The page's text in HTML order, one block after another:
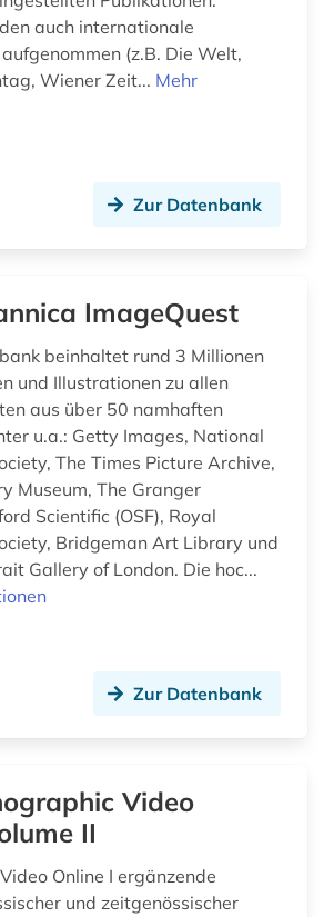
audio recordings (1)
aufnahme <photographie> (1)
augenzeuge (3)
augenzeugenbericht (1)
auktionshaus (1)
auktionshäuser (1)
ausgrabung (2)
aussprache (2)
ausstellung (4)
Oesterreich (29)
Osmanisches Reich (1)
Rheinland-Pfalz (2)
Roemisches Reich (8)
(2)
Russland, Sowjetunion (19)
(1)
Skandinavien (2)
auch internationale
(z.B. Die Welt,
Wiener Zeit... Mehr
Zur Datenbank
ImageQuest
beinhaltet rund 3 Millionen
und Illustrationen zu allen
aus über 50 namhaften
National
The Times Picture Archive,
Museum, The Granger
Scientific (OSF), Royal
Bridgeman Art Library und
National Portrait Gallery of London. Die hoc...
Zur Datenbank
Video
II
Online I ergänzende
und zeitgenössischer